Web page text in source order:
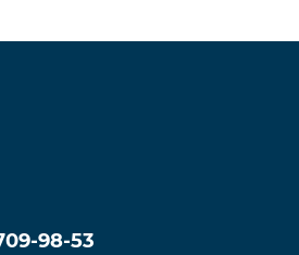
98-53